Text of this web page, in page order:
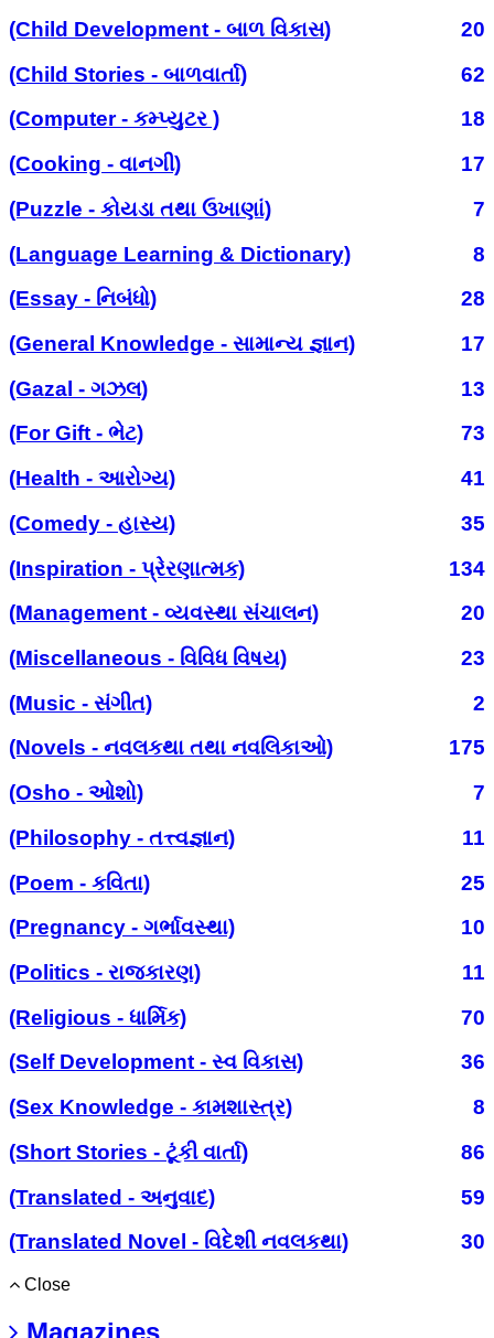
(Child Development - બાળ વિકાસ)
20
(Child Stories - બાળવાર્તા)
62
(Computer - કમ્પ્યુટર )
18
(Cooking - વાનગી)
17
(Puzzle - કોયડા તથા ઉખાણાં)
7
(Language Learning & Dictionary)
8
(Essay - નિબંધો)
28
(General Knowledge - સામાન્ય જ્ઞાન)
17
(Gazal - ગઝલ)
13
(For Gift - ભેટ)
73
(Health - આરોગ્ય)
41
(Comedy - હાસ્ય)
35
(Inspiration - પ્રેરણાત્મક)
134
(Management - વ્યવસ્થા સંચાલન)
20
(Miscellaneous - વિવિધ વિષય)
23
(Music - સંગીત)
2
(Novels - નવલકથા તથા નવલિકાઓ)
175
(Osho - ઓશો)
7
(Philosophy - તત્ત્વજ્ઞાન)
11
(Poem - કવિતા)
25
(Pregnancy - ગર્ભાવસ્થા)
10
(Politics - રાજકારણ)
11
(Religious - ધાર્મિક)
70
(Self Development - સ્વ વિકાસ)
36
(Sex Knowledge - કામશાસ્ત્ર)
8
(Short Stories - ટૂંકી વાર્તા)
86
(Translated - અનુવાદ)
59
(Translated Novel - વિદેશી નવલકથા)
30
Close
Magazines